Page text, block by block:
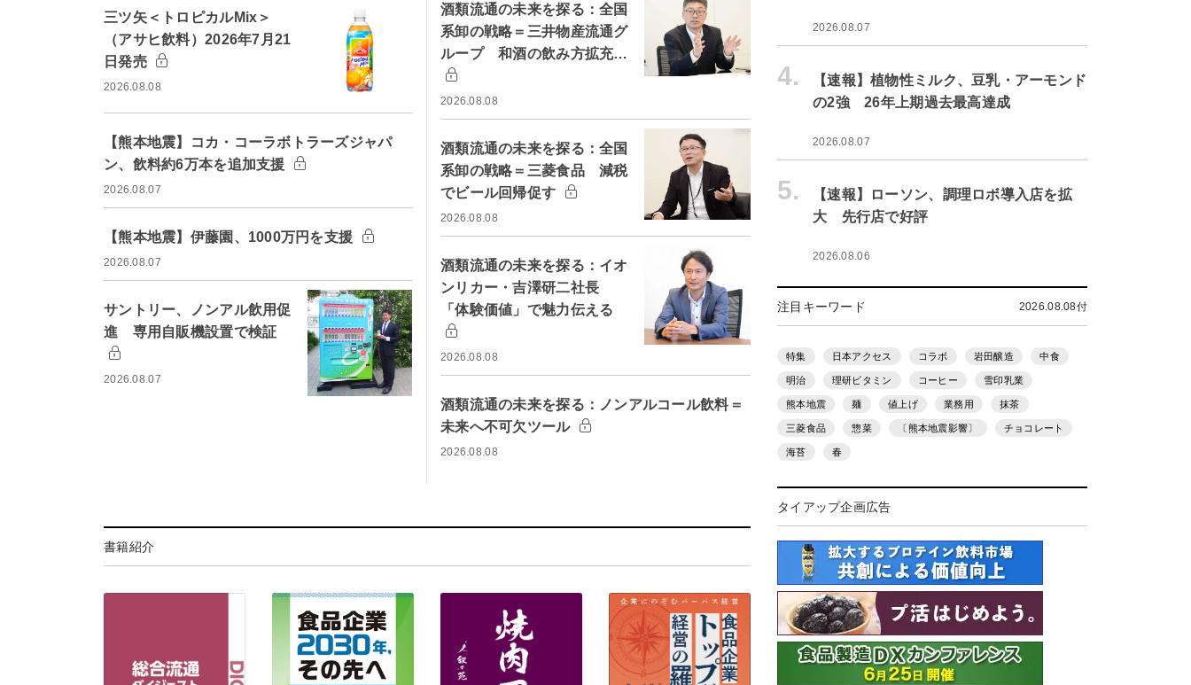
三ツ矢＜トロピカルMix＞
（アサヒ飲料）2026年7月21
日発売
2026.08.08
【熊本地震】コカ・コーラボトラーズジャパ
ン、飲料約6万本を追加支援
2026.08.07
【熊本地震】伊藤園、1000万円を支援
2026.08.07
サントリー、ノンアル飲用促
進 専用自販機設置で検証
2026.08.07
酒類流通の未来を探る：全国
系卸の戦略＝三井物産流通グ
ループ 和酒の飲み方拡充…
2026.08.08
酒類流通の未来を探る：全国
系卸の戦略＝三菱食品 減税
でビール回帰促す
2026.08.08
酒類流通の未来を探る：イオ
ンリカー・吉澤研二社長
「体験価値」で魅力伝える
2026.08.08
酒類流通の未来を探る：ノンアルコール飲料＝
未来へ不可欠ツール
2026.08.08
書籍紹介
2026.08.07
4.
【速報】植物性ミルク、豆乳・アーモンド
の2強 26年上期過去最高達成
2026.08.07
5.
【速報】ローソン、調理ロボ導入店を拡
大 先行店で好評
2026.08.06
注目キーワード 2026.08.08付
特集 日本アクセス コラボ 岩田醸造 中食
明治 理研ビタミン コーヒー 雪印乳業
熊本地震 麺 値上げ 業務用 抹茶
三菱食品 惣菜 〔熊本地震影響〕 チョコレート
海苔 春
タイアップ企画広告